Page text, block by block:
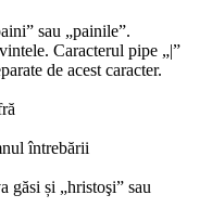
sau „painile”.
Caracterul pipe „|”
de acest caracter.
întrebării
găsi și „hristoşi” sau